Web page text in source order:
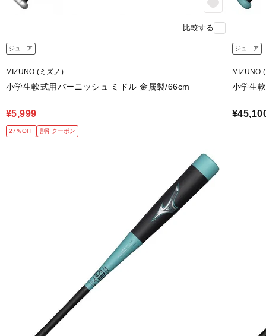
比較する
ジュニア
MIZUNO (ミズノ)
小学生軟式用バーニッシュ ミドル 金属製/66cm
¥5,999
27％OFF 割引クーポン
ジュニア
MIZUNO
小学生